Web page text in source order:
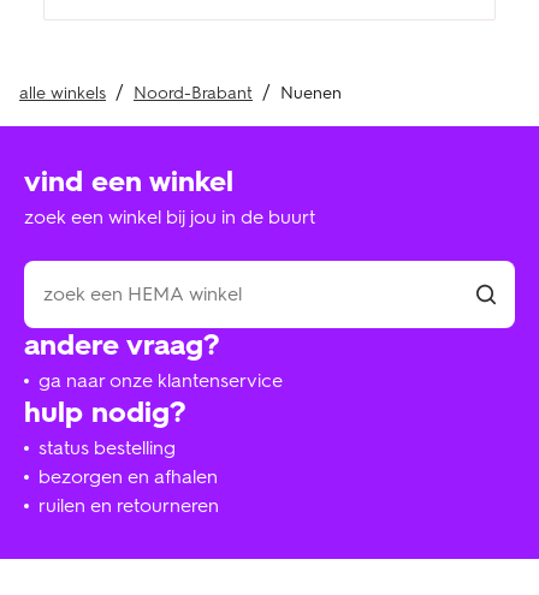
alle winkels Noord-Brabant Nuenen
hulp nodig?
status bestelling
bezorgen en afhalen
ruilen en retourneren
andere vraag?
ga naar onze klantenservice
vind een winkel
zoek een winkel bij jou in de buurt